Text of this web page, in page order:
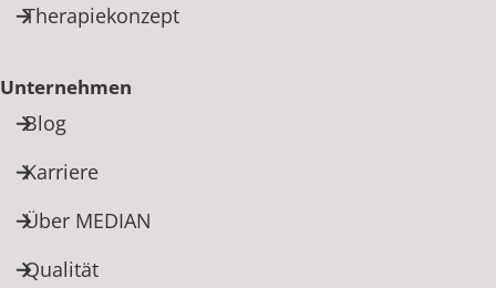
Therapiekonzept
Unternehmen
Blog
Karriere
Über MEDIAN
Qualität